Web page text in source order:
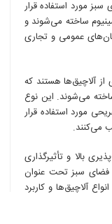
مورد استفاده قرار
ساخته می‌شوند و
عمومی و تجاری
از آلاچیق‌ها هستند که
می‌شوند. این نوع
مورد استفاده قرار
می‌کنند.
بالا و تأثیرگذاری
فضای سبز تحت عنوان
آلاچیق‌ها و کاربرد